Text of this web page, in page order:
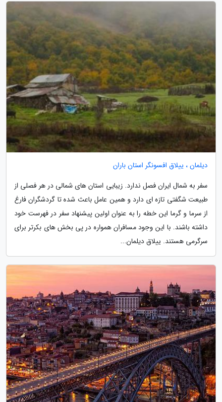
دیلمان ، ییلاق افسونگر استان باران
سفر به شمال ایران فصل ندارد. زیبایی استان های شمالی در هر فصلی از
طبیعت شگفتی تازه ای دارد و همین عامل باعث شده تا گردشگران فارغ
از سرما و گرما این خطه را به عنوان اولین پیشنهاد سفر در فهرست خود
داشته باشند. با این وجود مسافران همواره در پی بخش های بکرتر برای
سرگرمی هستند. ییلاق دیلمان...